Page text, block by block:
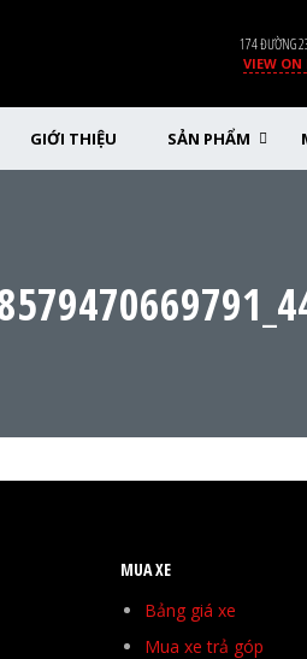
174 ĐƯỜNG
VIEW ON
GIỚI THIỆU SẢN PHẨM
MUA XE
Bảng giá xe
Mua xe trả góp